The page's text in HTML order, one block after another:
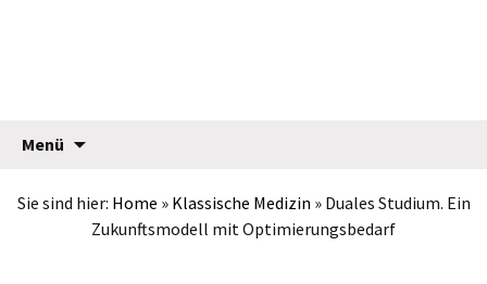
Menü
Sie sind hier: Home » Klassische Medizin » Duales Studium. Ein
Zukunftsmodell mit Optimierungsbedarf